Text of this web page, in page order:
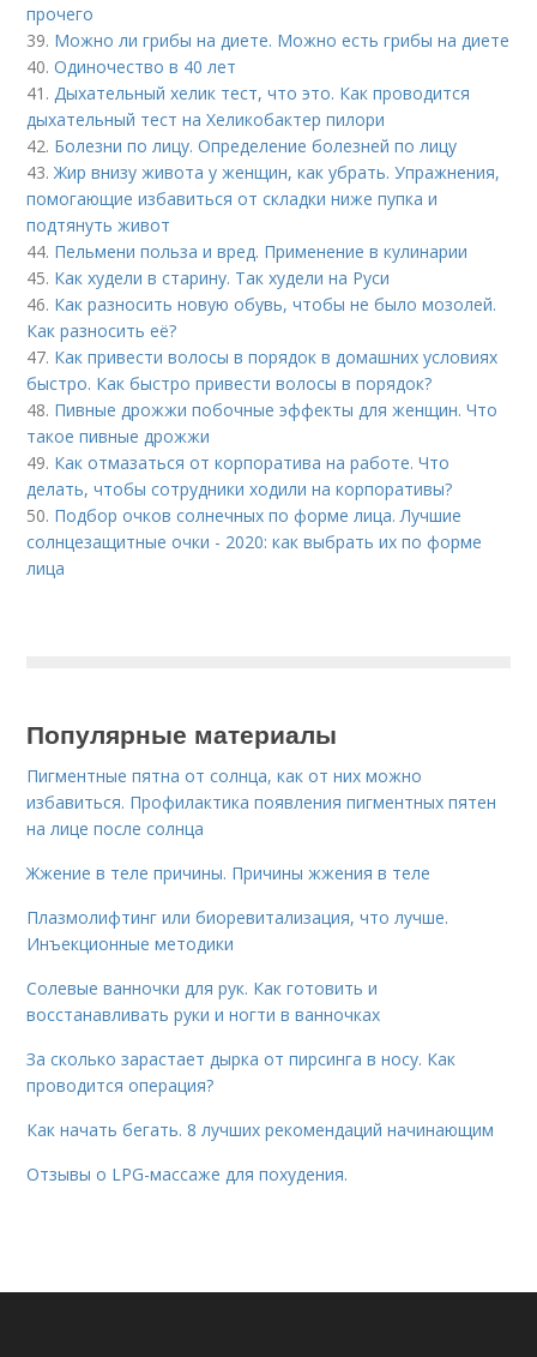
прочего
39. Можно ли грибы на диете. Можно есть грибы на диете
40.Одиночество в 40 лет
41. Дыхательный хелик тест, что это. Как проводится
дыхательный тест на Хеликобактер пилори
42. Болезни по лицу. Определение болезней по лицу
43.Жир внизу живота у женщин, как убрать. Упражнения,
помогающие избавиться от складки ниже пупка и
подтянуть живот
44. Пельмени польза и вред. Применение в кулинарии
45. Как худели в старину. Так худели на Руси
46. Как разносить новую обувь, чтобы не было мозолей.
Как разносить её?
47. Как привести волосы в порядок в домашних условиях
быстро. Как быстро привести волосы в порядок?
48. Пивные дрожжи побочные эффекты для женщин. Что
такое пивные дрожжи
49. Как отмазаться от корпоратива на работе. Что
делать, чтобы сотрудники ходили на корпоративы?
50. Подбор очков солнечных по форме лица. Лучшие
солнцезащитные очки - 2020: как выбрать их по форме
лица
Популярные материалы
Пигментные пятна от солнца, как от них можно
избавиться. Профилактика появления пигментных пятен
на лице после солнца
Жжение в теле причины. Причины жжения в теле
Плазмолифтинг или биоревитализация, что лучше.
Инъекционные методики
Солевые ванночки для рук. Как готовить и
восстанавливать руки и ногти в ванночках
За сколько зарастает дырка от пирсинга в носу. Как
проводится операция?
Как начать бегать. 8 лучших рекомендаций начинающим
Отзывы о LPG-массаже для похудения.